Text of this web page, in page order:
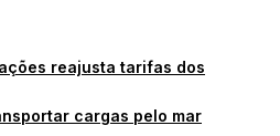
reajusta tarifas dos
cargas pelo mar